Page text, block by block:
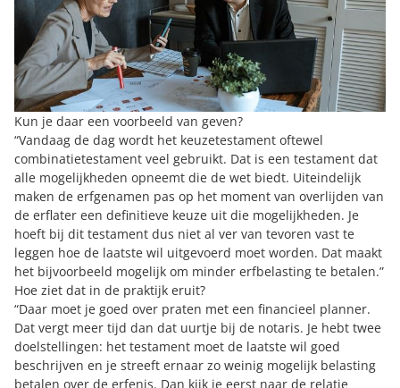
Kun je daar een voorbeeld van geven?
“Vandaag de dag wordt het keuzetestament oftewel
combinatietestament veel gebruikt. Dat is een testament dat
alle mogelijkheden opneemt die de wet biedt. Uiteindelijk
maken de erfgenamen pas op het moment van overlijden van
de erflater een definitieve keuze uit die mogelijkheden. Je
hoeft bij dit testament dus niet al ver van tevoren vast te
leggen hoe de laatste wil uitgevoerd moet worden. Dat maakt
het bijvoorbeeld mogelijk om minder erfbelasting te betalen.”
Hoe ziet dat in de praktijk eruit?
“Daar moet je goed over praten met een financieel planner.
Dat vergt meer tijd dan dat uurtje bij de notaris. Je hebt twee
doelstellingen: het testament moet de laatste wil goed
beschrijven en je streeft ernaar zo weinig mogelijk belasting
betalen over de erfenis. Dan kijk je eerst naar de relatie